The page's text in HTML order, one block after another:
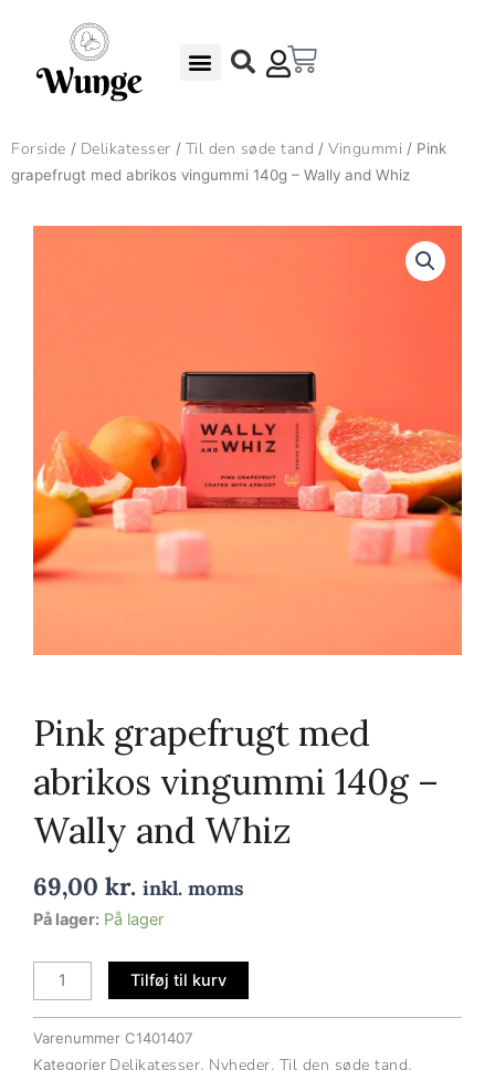
Kurv
Forside / Delikatesser / Til den søde tand / Vingummi / Pink
grapefrugt med abrikos vingummi 140g – Wally and Whiz
Pink grapefrugt med
abrikos vingummi 140g –
Wally and Whiz
69,00 kr. inkl. moms
På lager: På lager
Pink
med
abrikos
Tilføj til kurv
Varenummer C1401407
Kategorier Delikatesser Nyheder Til den søde tand